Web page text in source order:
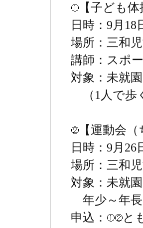
【子ども
日時：9月18
場所：三和
講師：スポ
対象：未就
（1人で歩
【運動会
日時：9月26
場所：三和
対象：未就
年少～年長
申込：
と